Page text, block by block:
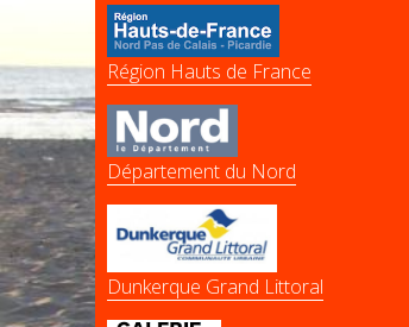
Région Hauts de France
Département du Nord
Dunkerque Grand Littoral